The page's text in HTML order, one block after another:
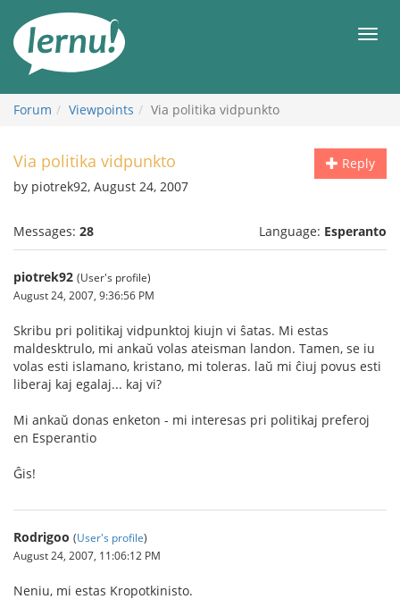
the
content
Forum Viewpoints Via politika vidpunkto
Reply
Via politika vidpunkto
by piotrek92, August 24, 2007
Messages: 28 Language: Esperanto
piotrek92 (User's profile)
August 24, 2007, 9:36:56 PM
Skribu pri politikaj vidpunktoj kiujn vi ŝatas. Mi estas
maldesktrulo, mi ankaŭ volas ateisman landon. Tamen, se iu
volas esti islamano, kristano, mi toleras. laŭ mi ĉiuj povus esti
liberaj kaj egalaj... kaj vi?
Mi ankaŭ donas enketon - mi interesas pri politikaj preferoj
en Esperantio
Ĝis!
Rodrigoo (User's profile)
August 24, 2007, 11:06:12 PM
Neniu, mi estas Kropotkinisto.